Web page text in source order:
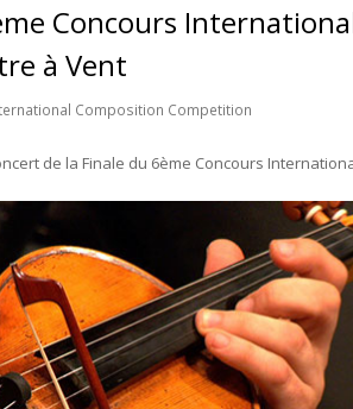
Concours
à Vent
Composition Competition
de la Finale du 6ème Concours